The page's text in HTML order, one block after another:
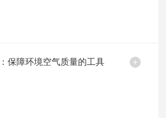
保障环境空气质量的工具